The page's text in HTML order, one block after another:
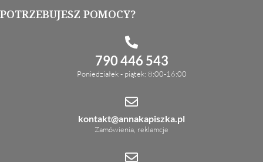
POTRZEBUJESZ POMOCY?
790 446 543
Poniedziałek - piątek: 8:00-16:00
kontakt@annakapiszka.pl
Zamówienia, reklamcje